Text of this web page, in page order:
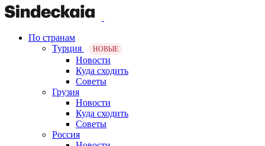
По странам
Турция
НОВЫЕ
Новости
Куда сходить
Советы
Грузия
Новости
Куда сходить
Советы
Россия